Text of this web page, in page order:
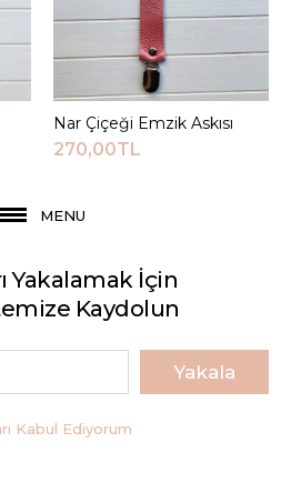
Sepete Ekle
Nar Çiçeği Emzik Askısı
270,00TL
MENU
Yakalamak İçin
Kaydolun
Yakala
Kabul Ediyorum